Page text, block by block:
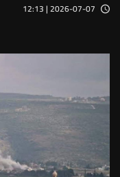
2026-07-07 | 12:13